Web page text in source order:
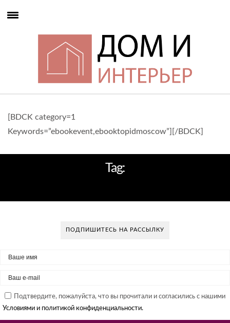
[BDCK category=1
Keywords=”ebookevent,ebooktopidmoscow”][/BDCK]
Tag:
ПОДПИШИТЕСЬ НА РАССЫЛКУ
Подтвердите, пожалуйста, что вы прочитали и согласились с нашими
Условиями и политикой конфиденциальности.